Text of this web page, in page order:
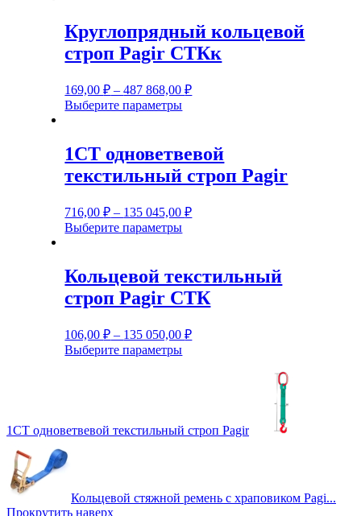
несколько
вариаций.
Опции
выбрать
на
странице
Круглопрядный кольцевой
строп Pagir СТКк
169,00₽ –487 868,00₽
Выберите параметрыЭтот
несколько
вариаций.
Опции
выбрать
на
странице
1СТ одноветвевой
текстильный строп Pagir
716,00₽ – 135 045,00₽
Выберите параметрыЭтот
вариаций.
Опции
выбрать
на
странице
Кольцевой текстильный
строп Pagir СТК
106,00₽ – 135 050,00₽
Выберите параметрыЭтот
можно
товара.
1СТ одноветвевой текстильный строп Pagir
Кольцевой стяжной ремень с храповиком Pagi...
Прокрутить наверх